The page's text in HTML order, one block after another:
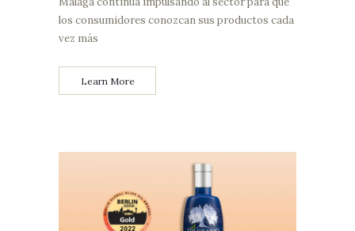
los consumidores conozcan sus productos cada
vez más
Learn More